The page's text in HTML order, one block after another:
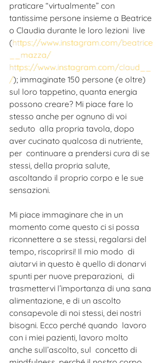
praticare “virtualmente” con
tantissime persone insieme a Beatrice
o Claudia durante le loro lezioni  live
(https://www.instagram.com/beatrice
__mazza/
https://www.instagram.com/claud__
/); immaginate 150 persone (e oltre)
sul loro tappetino, quanta energia
possono creare? Mi piace fare lo
stesso anche per ognuno di voi
seduto  alla propria tavola, dopo
aver cucinato qualcosa di nutriente,
per  continuare a prendersi cura di se
stessi, della propria salute,
ascoltando il proprio corpo e le sue
sensazioni.
Mi piace immaginare che in un
momento come questo ci si possa
riconnettere a se stessi, regalarsi del
tempo, riscoprirsi! Il mio modo  di
aiutarvi in questo è quello di donarvi
spunti per nuove preparazioni,  di
trasmettervi l’importanza di una sana
alimentazione, e di un ascolto
consapevole di noi stessi, dei nostri
bisogni. Ecco perché quando  lavoro
con i miei pazienti, lavoro molto
anche sull’ascolto, sul  concetto di